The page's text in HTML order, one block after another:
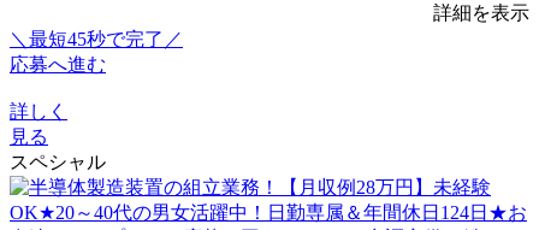
詳細を表示
＼最短45秒で完了／
応募へ進む
詳しく
見る
スペシャル